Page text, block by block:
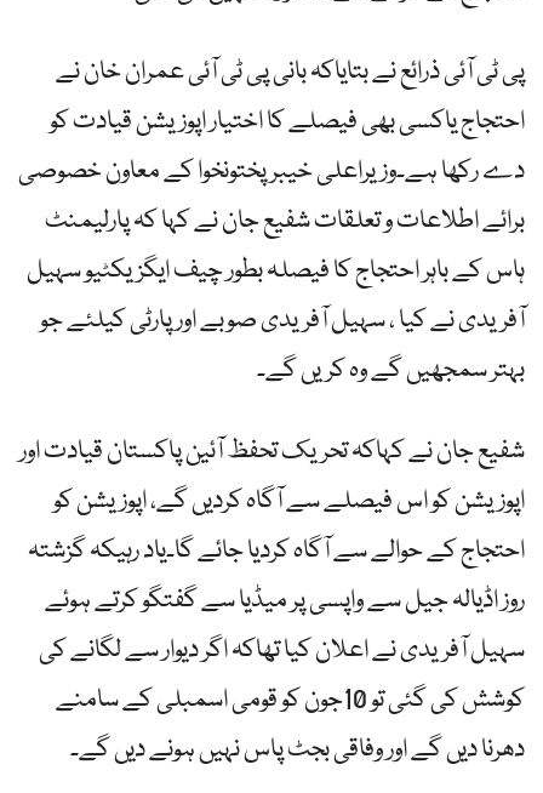
پی ٹی آئی ذرائع نے بتایاکہ بانی پی ٹی آئی عمران خان نے
احتجاج یاکسی بھی فیصلے کا اختیار اپوزیشن قیادت کو
دے رکھا ہے۔وزیراعلی خیبرپختونخوا کے معاون خصوصی
برائے اطلاعات و تعلقات شفیع جان نے کہا کہ پارلیمنٹ
ہاس کے باہر احتجاج کا فیصلہ بطور چیف ایگزیکٹیو سہیل
آفریدی نے کیا ، سہیل آفریدی صوبے اورپارٹی کیلئے جو
بہتر سمجھیں گے وہ کریں گے۔
شفیع جان نے کہاکہ تحریک تحفظ آئین پاکستان قیادت اور
اپوزیشن کو اس فیصلے سے آگاہ کردیں گے، اپوزیشن کو
احتجاج کے حوالے سے آگاہ کردیا جائے گا۔یاد رہیکہ گزشتہ
روز اڈیالہ جیل سے واپسی پر میڈیا سے گفتگو کرتے ہوئے
سہیل آفریدی نے اعلان کیا تھاکہ اگر دیوار سے لگانے کی
کوشش کی گئی تو 10جون کو قومی اسمبلی کے سامنے
دھرنا دیں گے اور وفاقی بجٹ پاس نہیں ہونے دیں گے۔